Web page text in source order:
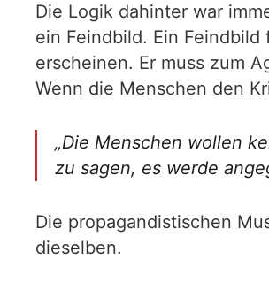
Die Logik dahinter war
ein Feindbild. Ein
erscheinen. Er muss zum
Wenn die Menschen den
„Die Menschen wollen
zu sagen, es werde
Die propagandistischen
dieselben.